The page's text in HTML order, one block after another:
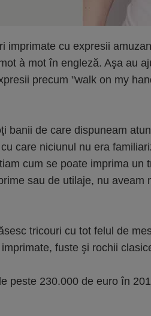
imprimate cu expresii
à mot în engleză. Aşa au
precum "walk on my
banii de care dispuneam
care niciunul nu era
cum se poate imprima un
sau de utilaje, nu aveam
tricouri cu tot felul de
fuste şi rochii
peste 230.000 de euro în